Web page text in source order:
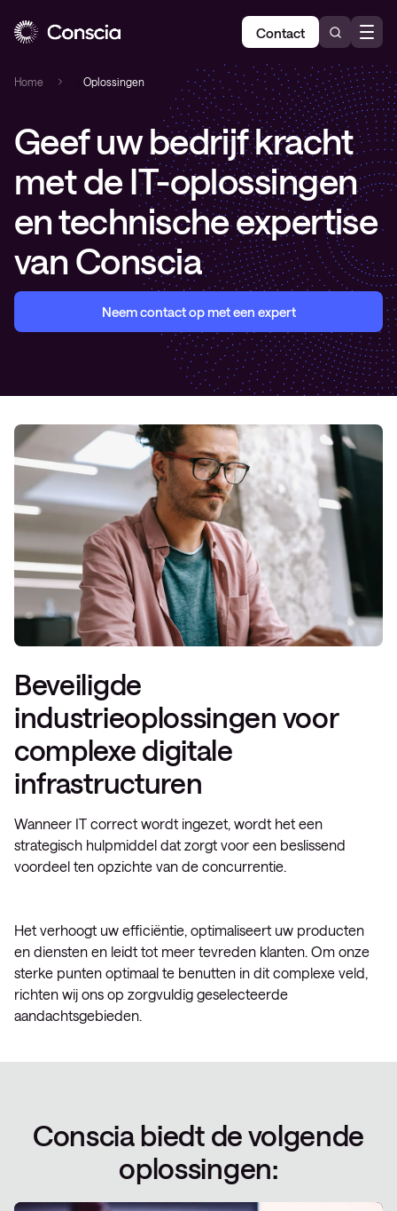
Contact
Home Oplossingen
Geef uw bedrijf kracht
met de IT-oplossingen
en technische expertise
van Conscia
Neem contact op met een expert
Beveiligde
industrieoplossingen voor
complexe digitale
infrastructuren
Wanneer IT correct wordt ingezet, wordt het een
strategisch hulpmiddel dat zorgt voor een beslissend
voordeel ten opzichte van de concurrentie.
Het verhoogt uw efficiëntie, optimaliseert uw producten
en diensten en leidt tot meer tevreden klanten. Om onze
sterke punten optimaal te benutten in dit complexe veld,
richten wij ons op zorgvuldig geselecteerde
aandachtsgebieden.
Conscia biedt de volgende
oplossingen: